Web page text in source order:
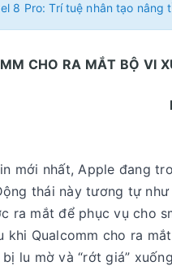
8 Pro: Trí tuệ nhân tạo nâng
CHO RA MẮT BỘ VI
mới nhất, Apple đang
thái này tương tự
ra mắt để phục vụ cho
khi Qualcomm cho ra
bị lu mờ và “rớt giá”